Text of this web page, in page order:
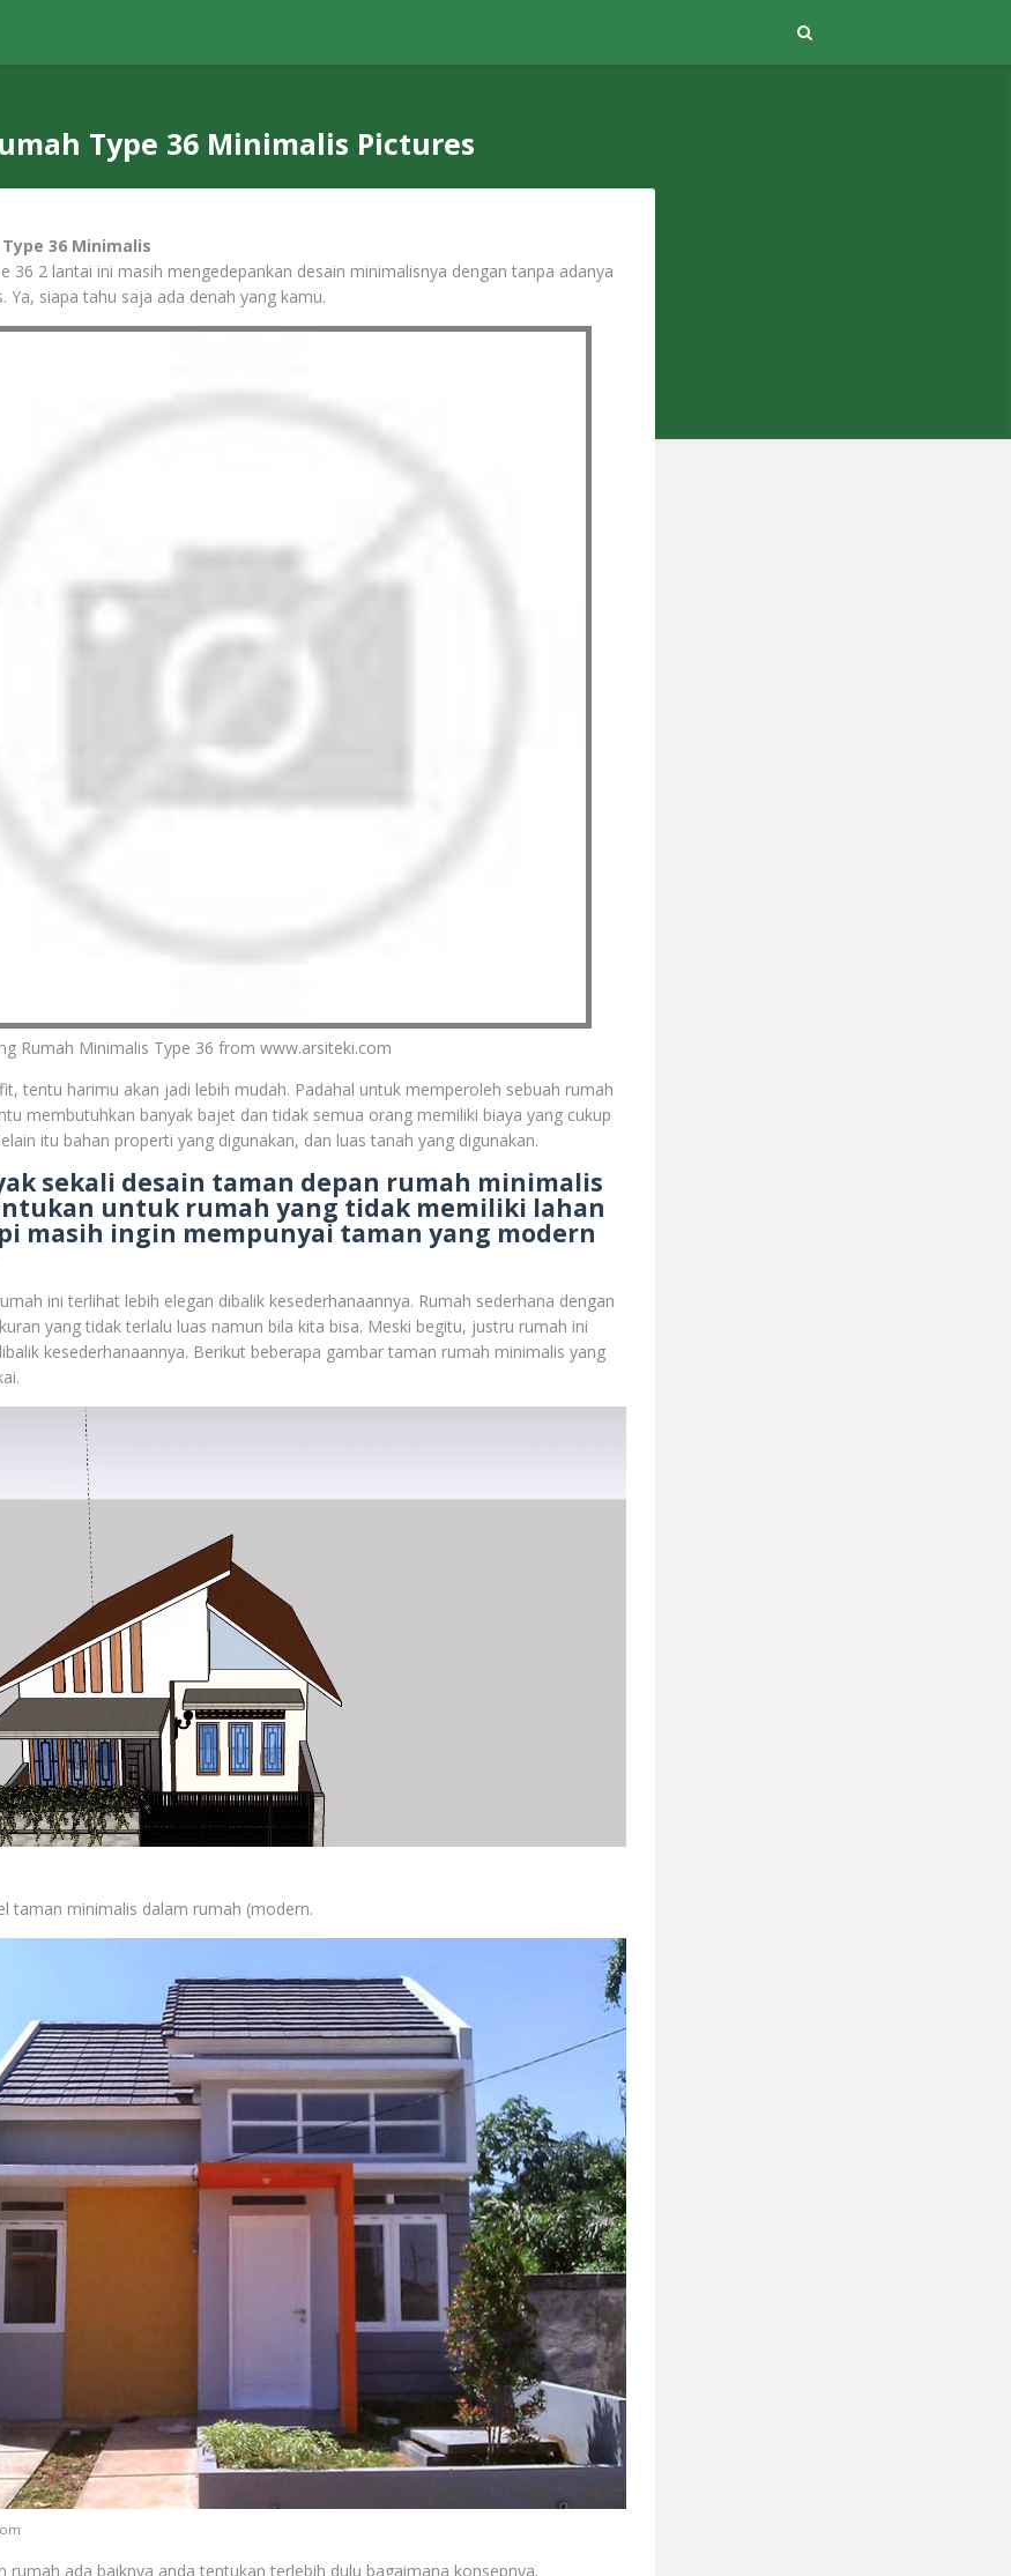
Type 36 Minimalis Pictures
36 Minimalis
36 2 lantai ini masih mengedepankan desain minimalisnya dengan tanpa adanya
Ya, siapa tahu saja ada denah yang kamu.
Rumah Minimalis Type 36 from www.arsiteki.com
tentu harimu akan jadi lebih mudah. Padahal untuk memperoleh sebuah rumah
membutuhkan banyak bajet dan tidak semua orang memiliki biaya yang cukup
itu bahan properti yang digunakan, dan luas tanah yang digunakan.
sekali desain taman depan rumah minimalis
untuk rumah yang tidak memiliki lahan
masih ingin mempunyai taman yang modern
ini terlihat lebih elegan dibalik kesederhanaannya. Rumah sederhana dengan
yang tidak terlalu luas namun bila kita bisa. Meski begitu, justru rumah ini
kesederhanaannya. Berikut beberapa gambar taman rumah minimalis yang
taman minimalis dalam rumah (modern.
rumah ada baiknya anda tentukan terlebih dulu bagaimana konsepnya.